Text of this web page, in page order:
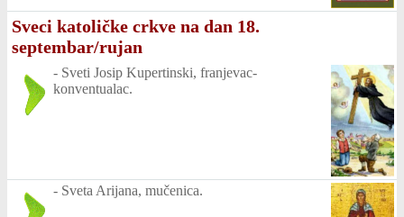
Sveci katoličke crkve na dan 18.
septembar/rujan
- Sveti Josip Kupertinski, franjevac-
konventualac.
- Sveta Arijana, mučenica.